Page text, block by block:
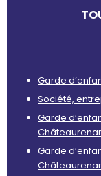
Garde
Société,
Garde
Garde